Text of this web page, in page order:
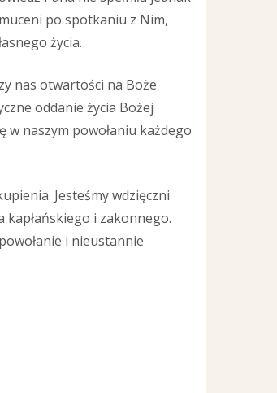
po spotkaniu z Nim,
życia.
nas otwartości na Boże
oddanie życia Bożej
w naszym powołaniu każdego
Jesteśmy wdzięczni
kapłańskiego i zakonnego.
i nieustannie